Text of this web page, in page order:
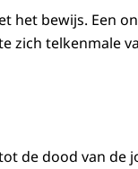
het bewijs. Een
zich telkenmale
de dood van de